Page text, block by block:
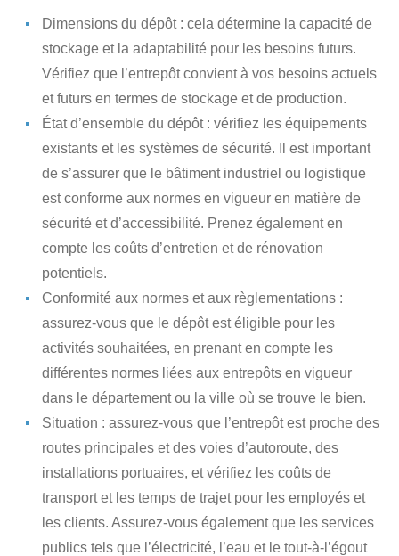
Dimensions du dépôt : cela détermine la capacité de
stockage et la adaptabilité pour les besoins futurs.
Vérifiez que l’entrepôt convient à vos besoins actuels
et futurs en termes de stockage et de production.
État d’ensemble du dépôt : vérifiez les équipements
existants et les systèmes de sécurité. Il est important
de s’assurer que le bâtiment industriel ou logistique
est conforme aux normes en vigueur en matière de
sécurité et d’accessibilité. Prenez également en
compte les coûts d’entretien et de rénovation
potentiels.
Conformité aux normes et aux règlementations :
assurez-vous que le dépôt est éligible pour les
activités souhaitées, en prenant en compte les
différentes normes liées aux entrepôts en vigueur
dans le département ou la ville où se trouve le bien.
Situation : assurez-vous que l’entrepôt est proche des
routes principales et des voies d’autoroute, des
installations portuaires, et vérifiez les coûts de
transport et les temps de trajet pour les employés et
les clients. Assurez-vous également que les services
publics tels que l’électricité, l’eau et le tout-à-l’égout